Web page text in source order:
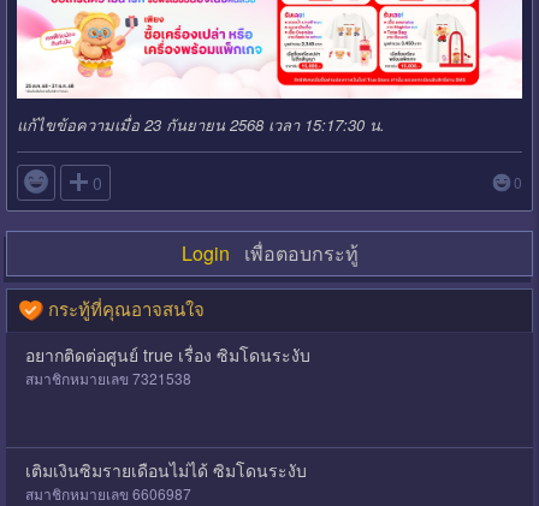
แก้ไขข้อความเมื่อ 23 กันยายน 2568 เวลา 15:17:30 น.
 0 0
Login เพื่อตอบกระทู้
กระทู้ที่คุณอาจสนใจ
อยากติดต่อศูนย์ true เรื่อง ซิมโดนระงับ
สมาชิกหมายเลข 7321538
เติมเงินซิมรายเดือนไม่ได้ ซิมโดนระงับ
สมาชิกหมายเลข 6606987